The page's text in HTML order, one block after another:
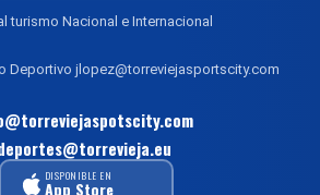
turismo Nacional e Internacional
Deportivo jlopez@torreviejasportscity.com
DISPONIBLE EN
App Store